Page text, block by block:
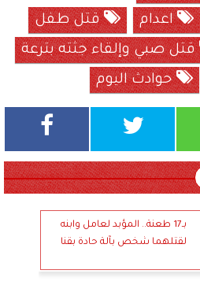
اعدام
قتل طفل
قتل صبي وإلقاء جثته بترعة
حوادث اليوم
بـ17 طعنة.. المؤبد لعامل وابنه
لقتلهما شخص بآلة حادة بقنا